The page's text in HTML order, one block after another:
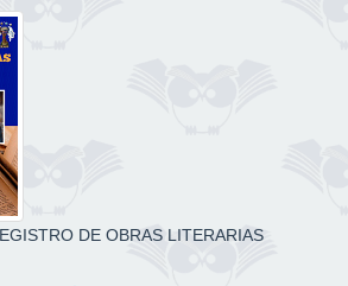
DE OBRAS LITERARIAS